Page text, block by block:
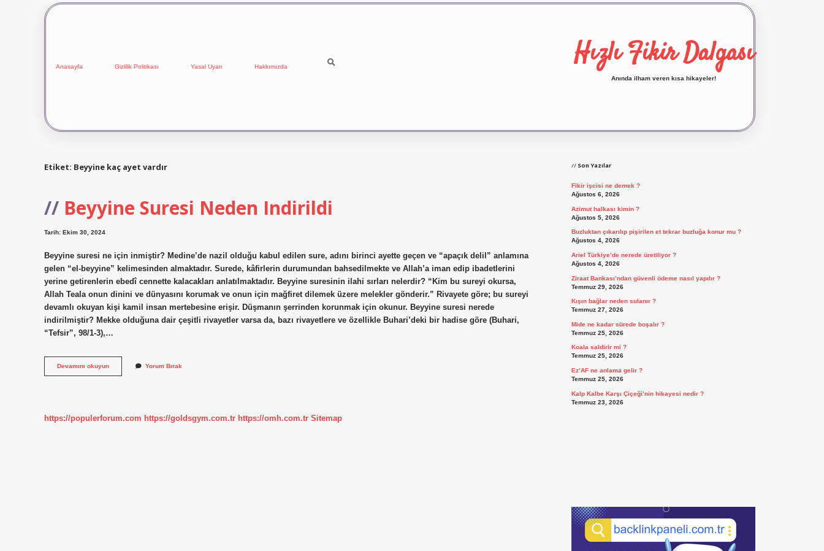
Anasayfa Gizlilik Politikası Yasal Uyarı Hakkımızda Hızlı Fikir Dalgası
Anında ilham veren kısa hikayeler!
Etiket: Beyyine kaç ayet vardır
Beyyine Suresi Neden Indirildi
Tarih: Ekim 30, 2024
Beyyine suresi ne için inmiştir? Medine’de nazil olduğu kabul edilen sure, adını birinci ayette geçen ve “apaçık delil” anlamına
gelen “el-beyyine” kelimesinden almaktadır. Surede, kâfirlerin durumundan bahsedilmekte ve Allah’a iman edip ibadetlerini
yerine getirenlerin ebedî cennette kalacakları anlatılmaktadır. Beyyine suresinin ilahi sırları nelerdir? “Kim bu sureyi okursa,
Allah Teala onun dinini ve dünyasını korumak ve onun için mağfiret dilemek üzere melekler gönderir.” Rivayete göre; bu sureyi
devamlı okuyan kişi kamil insan mertebesine erişir. Düşmanın şerrinden korunmak için okunur. Beyyine suresi nerede
indirilmiştir? Mekke olduğuna dair çeşitli rivayetler varsa da, bazı rivayetlere ve özellikle Buhari’deki bir hadise göre (Buhari,
“Tefsir”, 98/1-3),…
Devamını okuyunBeyyine
Suresi
Yorum Bırak
https://populerforum.com https://goldsgym.com.tr https://omh.com.tr Sitemap
Son Yazılar
Fikir işcisi ne demek ?
Ağustos 6, 2026
Azimut halkası kimin ?
Ağustos 5, 2026
Buzluktan çıkarılıp pişirilen et tekrar buzluğa konur mu ?
Ağustos 4, 2026
Ariel Türkiye’de nerede üretiliyor ?
Ağustos 4, 2026
Ziraat Bankası’ndan güvenli ödeme nasıl yapılır ?
Temmuz 29, 2026
Kışın bağlar neden sulanır ?
Temmuz 27, 2026
Mide ne kadar sürede boşalır ?
Temmuz 25, 2026
Koala saldirir mi ?
Temmuz 25, 2026
Ez’AF ne anlama gelir ?
Temmuz 25, 2026
Kalp Kalbe Karşı Çiçeği’nin hikayesi nedir ?
Temmuz 23, 2026